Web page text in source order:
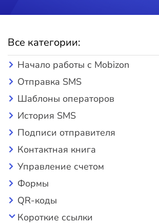
Все категории:
Начало работы с Mobizon
Отправка SMS
Шаблоны операторов
История SMS
Подписи отправителя
Контактная книга
Управление счетом
Формы
QR-коды
Короткие ссылки